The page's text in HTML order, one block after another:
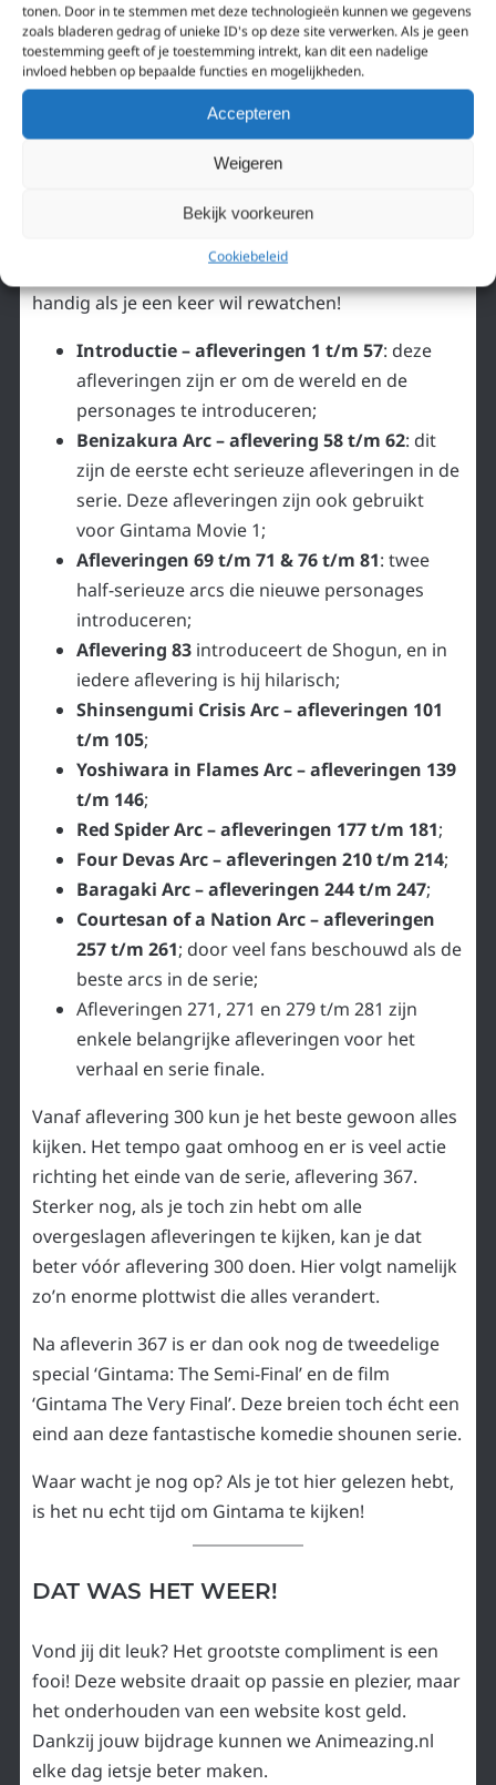
tonen. Door in te stemmen met deze technologieën kunnen we gegevens
zoals bladeren gedrag of unieke ID's op deze site verwerken. Als je geen
toestemming geeft of je toestemming intrekt, kan dit een nadelige
invloed hebben op bepaalde functies en mogelijkheden.
Accepteren
Weigeren
Bekijk voorkeuren
Cookiebeleid
Dit is handig mocht je aan deze lange serie
beginnen. We raden je aan om hem helemaal te
kijken. Zeker vanaf aflevering 58 wordt de komedie
ook steeds beter. Zonder de komedie zijn deze
serieuze afleveringen minder impactvol!
Maar we begrijpen het ook als je het geduld er niet
handig als je een keer wil rewatchen!
Introductie – afleveringen 1 t/m 57: deze
afleveringen zijn er om de wereld en de
personages te introduceren;
Benizakura Arc – aflevering 58 t/m 62: dit
zijn de eerste echt serieuze afleveringen in de
serie. Deze afleveringen zijn ook gebruikt
voor Gintama Movie 1;
Afleveringen 69 t/m 71 & 76 t/m 81: twee
half-serieuze arcs die nieuwe personages
introduceren;
Aflevering 83introduceert de Shogun, en in
iedere aflevering is hij hilarisch;
Shinsengumi Crisis Arc – afleveringen 101
t/m 105;
Yoshiwara in Flames Arc – afleveringen 139
t/m 146;
Red Spider Arc – afleveringen 177 t/m 181;
Four Devas Arc – afleveringen 210 t/m 214;
Baragaki Arc – afleveringen 244 t/m 247;
Courtesan of a Nation Arc – afleveringen
257 t/m 261; door veel fans beschouwd als de
beste arcs in de serie;
Afleveringen 271, 271 en 279 t/m 281 zijn
enkele belangrijke afleveringen voor het
verhaal en serie finale.
Vanaf aflevering 300 kun je het beste gewoon alles
kijken. Het tempo gaat omhoog en er is veel actie
richting het einde van de serie, aflevering 367.
Sterker nog, als je toch zin hebt om alle
overgeslagen afleveringen te kijken, kan je dat
beter vóór aflevering 300 doen. Hier volgt namelijk
zo’n enorme plottwist die alles verandert.
Na afleverin 367 is er dan ook nog de tweedelige
special ‘Gintama: The Semi-Final’ en de film
‘Gintama The Very Final’. Deze breien toch écht een
eind aan deze fantastische komedie shounen serie.
Waar wacht je nog op? Als je tot hier gelezen hebt,
is het nu echt tijd om Gintama te kijken!
DAT WAS HET WEER!
Vond jij dit leuk? Het grootste compliment is een
fooi! Deze website draait op passie en plezier, maar
het onderhouden van een website kost geld.
Dankzij jouw bijdrage kunnen we Animeazing.nl
elke dag ietsje beter maken.